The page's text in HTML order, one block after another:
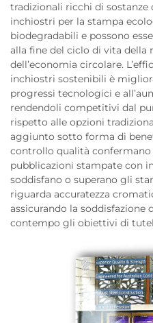
tradizionali ricchi di
inchiostri per la stampa
biodegradabili e possono
alla fine del ciclo di vita della
dell’economia circolare.
inchiostri sostenibili è
progressi tecnologici e
rendendoli competitivi dal
rispetto alle opzioni
aggiunto sotto forma di
controllo qualità
pubblicazioni stampate con
soddisfano o superano gli
riguarda accuratezza
assicurando la soddisfazione
contempo gli obiettivi di